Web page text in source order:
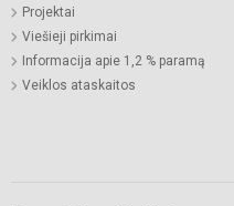
Projektai
Viešieji pirkimai
Informacija apie 1,2 % paramą
Veiklos ataskaitos